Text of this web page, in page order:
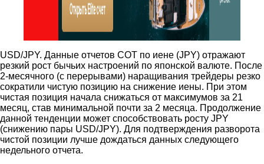
USD/JPY. Данные отчетов COT по иене (JPY) отражают
резкий рост бычьих настроений по японской валюте. После
2-месячного (с перерывами) наращивания трейдеры резко
сократили чистую позицию на снижение иены. При этом
чистая позиция начала снижаться от максимумов за 21
месяц, став минимальной почти за 2 месяца. Продолжение
данной тенденции может способствовать росту JPY
(снижению пары USD/JPY). Для подтверждения разворота
чистой позиции лучше дождаться данных следующего
недельного отчета.